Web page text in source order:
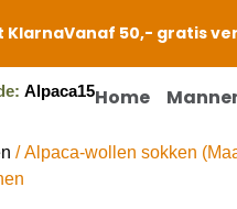
KlarnaVanaf 50,- gratis
Alpaca15Home
/ Alpaca-wollen sokken